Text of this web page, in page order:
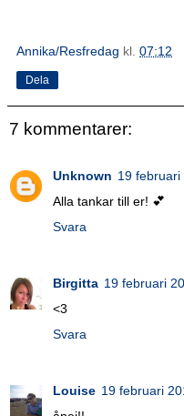
Annika/Resfredag kl. 07:12
Dela
7 kommentarer:
Unknown 19
Alla tankar till er! 💕
Svara
Birgitta 19 februari
<3
Svara
Louise 19 februari